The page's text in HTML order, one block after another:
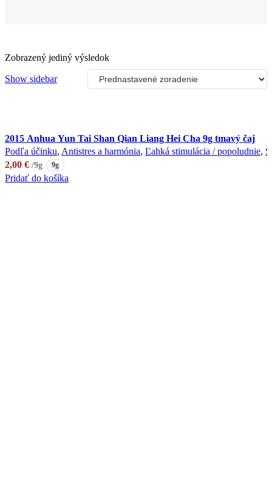
Zobrazený jediný výsledok
Show sidebar
2015 Anhua Yun Tai Shan Qian Liang Hei Cha 9g tmavý čaj
Podľa účinku, Antistres a harmónia, Ľahká stimulácia / popoludnie,
2,00 € /9g 9g
Pridať do košíka